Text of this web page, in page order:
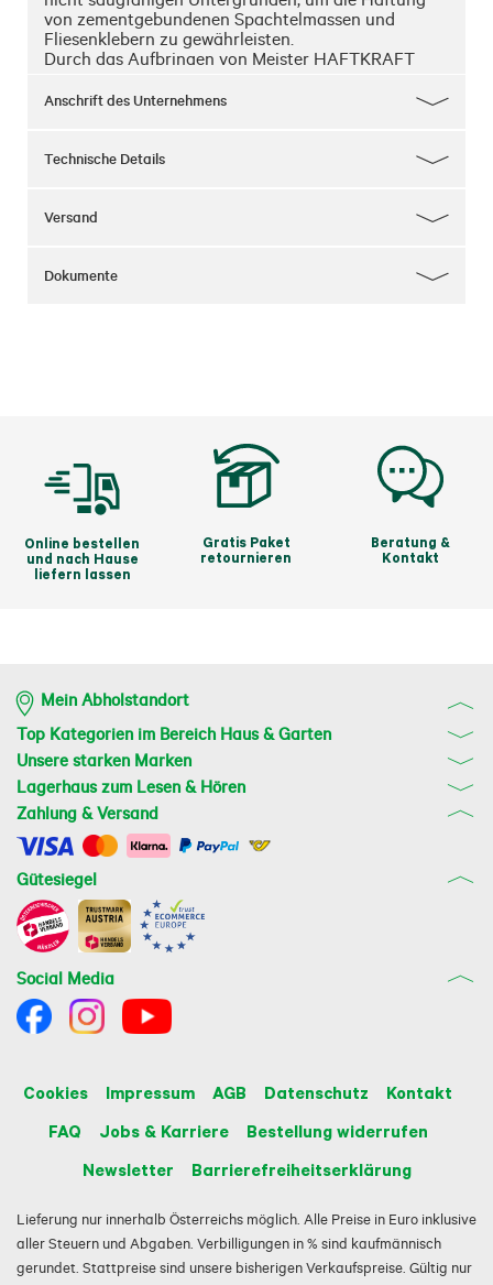
von zementgebundenen Spachtelmassen und
Fliesenklebern zu gewährleisten.
Durch das Aufbringen von Meister HAFTKRAFT
keramischen Fliesen, Terrazzo, Beton- und
Holzuntergründen hergestellt. Die
saugfähige Untergründe geeignet.
Anschrift des Unternehmens
Technische Details
Versand
Dokumente
Online bestellen
und nach Hause
liefern lassen
Gratis Paket
retournieren
Beratung &
Kontakt
Mein Abholstandort
Top Kategorien im Bereich Haus & Garten
Unsere starken Marken
Lagerhaus zum Lesen & Hören
Zahlung & Versand
Gütesiegel
Social Media
Cookies Impressum AGB Datenschutz
Kontakt
FAQ
Jobs & Karriere
Bestellung widerrufen
Newsletter
Barrierefreiheitserklärung
Lieferung nur innerhalb Österreichs möglich. Alle Preise in Euro inklusive
aller Steuern und Abgaben. Verbilligungen in % sind kaufmännisch
gerundet. Stattpreise sind unsere bisherigen Verkaufspreise. Gültig nur